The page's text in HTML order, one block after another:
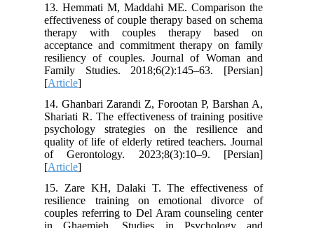
13. Hemmati M, Maddahi ME. Comparison the
effectiveness of couple therapy based on schema
therapy with couples therapy based on
acceptance and commitment therapy on family
resiliency of couples. Journal of Woman and
Family Studies. 2018;6(2):145–63. [Persian]
[Article
14. Ghanbari Zarandi Z, Forootan P, Barshan A,
Shariati R. The effectiveness of training positive
psychology strategies on the resilience and
quality of life of elderly retired teachers. Journal
of Gerontology. 2023;8(3):10–9. [Persian]
[Article
15. Zare KH, Dalaki T. The effectiveness of
resilience training on emotional divorce of
couples referring to Del Aram counseling center
in Ghaemieh. Studies in Psychology and